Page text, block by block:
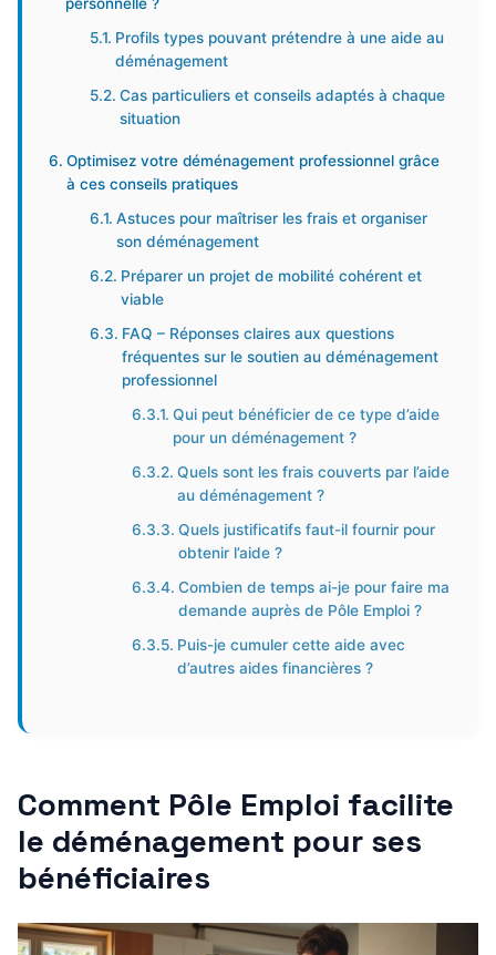
Profils types pouvant prétendre à une aide au
déménagement
Cas particuliers et conseils adaptés à chaque
situation
Optimisez votre déménagement professionnel grâce
à ces conseils pratiques
Astuces pour maîtriser les frais et organiser
son déménagement
Préparer un projet de mobilité cohérent et
viable
FAQ – Réponses claires aux questions
fréquentes sur le soutien au déménagement
professionnel
Qui peut bénéficier de ce type d’aide
pour un déménagement ?
Quels sont les frais couverts par l’aide
au déménagement ?
Quels justificatifs faut-il fournir pour
obtenir l’aide ?
Combien de temps ai-je pour faire ma
demande auprès de Pôle Emploi ?
Puis-je cumuler cette aide avec
d’autres aides financières ?
Comment Pôle Emploi facilite
le déménagement pour ses
bénéficiaires